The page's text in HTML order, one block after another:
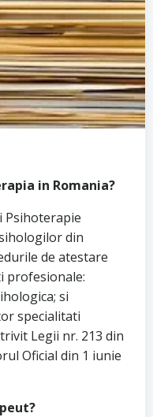
in Romania?
Psihoterapie
din
de atestare
profesionale:
si
specialitati
Legii nr. 213 din
Oficial din 1 iunie